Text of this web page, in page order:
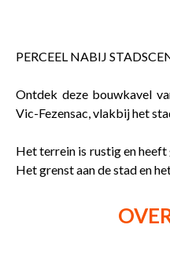
PERCEEL NABIJ
Ontdek deze bouwkavel
Vic-Fezensac, vlakbij het
Het terrein is rustig en
Het grenst aan de stad en